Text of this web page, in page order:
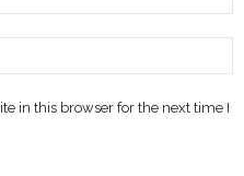
in this browser for the next time I